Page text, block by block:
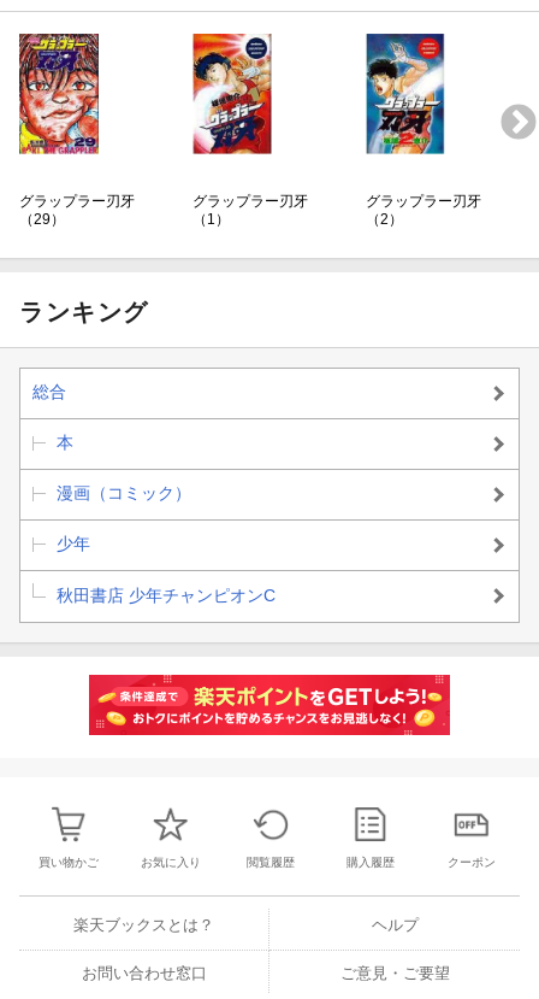
グラップラー刃牙
（29）
グラップラー刃牙
（1）
グラップラー刃牙
（2）
ランキング
総合
本
漫画（コミック）
少年
秋田書店 少年チャンピオンC
買い物かご お気に入り 閲覧履歴 購入履歴 クーポン
楽天ブックスとは？ ヘルプ
お問い合わせ窓口 ご意見・ご要望